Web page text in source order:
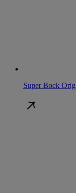
Super Bock